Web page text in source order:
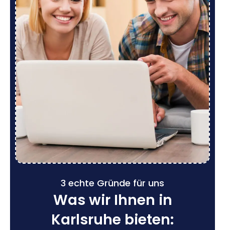
3 echte Gründe für uns
Was wir Ihnen in
Karlsruhe bieten: